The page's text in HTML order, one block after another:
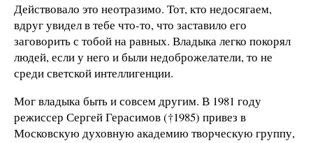
Действовало это неотразимо. Тот, кто недосягаем,
вдруг увидел в тебе что-то, что заставило его
заговорить с тобой на равных. Владыка легко покорял
людей, если у него и были недоброжелатели, то не
среди светской интеллигенции.
Мог владыка быть и совсем другим. В 1981 году
режиссер Сергей Герасимов (†1985) привез в
Московскую духовную академию творческую группу,